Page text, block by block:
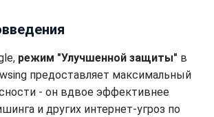
режим "Улучшенной защиты" в
предоставляет максимальный
- он вдвое эффективнее
и других интернет-угроз по